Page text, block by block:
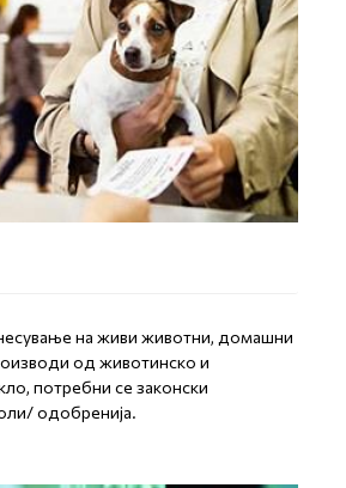
на живи животни, домашни
од животинско и
потребни се законски
одобренија.